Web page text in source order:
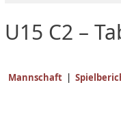
U15 C2 –
Mannschaft|